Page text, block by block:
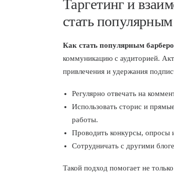
Таргетинг и
стать
Как стать популярным
коммуникацию с аудиторией.
привлечения и удержания
Регулярно отвечать на
Использовать сторис и
работы.
Проводить конкурсы, опросы
Сотрудничать с другими
Такой подход помогает не